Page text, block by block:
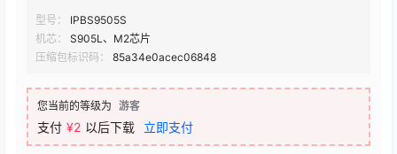
型号：
IPBS9505S
机芯：
S905L、M2芯片
压缩包标识码：
85a34e0acec06848
您当前的等级为 游客
支付 ¥2 以后下载 立即支付